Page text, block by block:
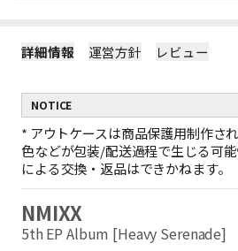
詳細情報 運営方針 レビュー
NOTICE
* アウトケースは商品保護用制作さ
色などが包装/配送過程で生じる可
による交換・返品はできかねます。
NMIXX
5th EP Album [Heavy Serenade]